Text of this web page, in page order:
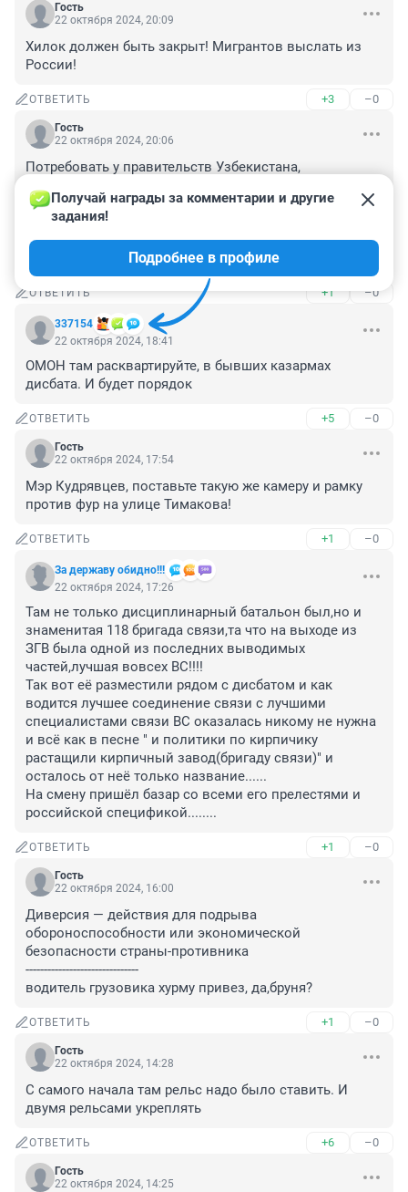
Гость
22 октября 2024, 20:09
Хилок должен быть закрыт! Мигрантов выслать из
России!
ОТВЕТИТЬ +3 –0
Гость
22 октября 2024, 20:06
Потребовать у правительств Узбекистана,
Новосибирска свои извинения, восстановить
ограничитель из средств их государственных
бюджетов и отыскать и наказать тех, кто
ограничители ломал.
ОТВЕТИТЬ +1 –0
337154
Получай награды за комментарии и другие
задания!
Подробнее в профиле
22 октября 2024, 18:41
ОМОН там расквартируйте, в бывших казармах
дисбата. И будет порядок
ОТВЕТИТЬ +5 –0
Гость
22 октября 2024, 17:54
Мэр Кудрявцев, поставьте такую же камеру и рамку
против фур на улице Тимакова!
ОТВЕТИТЬ +1 –0
За державу обидно!!!
22 октября 2024, 17:26
Там не только дисциплинарный батальон был,но и
знаменитая 118 бригада связи,та что на выходе из
ЗГВ была одной из последних выводимых
частей,лучшая вовсех ВС!!!!
Так вот её разместили рядом с дисбатом и как
водится лучшее соединение связи с лучшими
специалистами связи ВС оказалась никому не нужна
и всё как в песне " и политики по кирпичику
растащили кирпичный завод(бригаду связи)" и
осталось от неё только название......
На смену пришёл базар со всеми его прелестями и
российской спецификой........
ОТВЕТИТЬ +1 –0
Гость
22 октября 2024, 16:00
Диверсия — действия для подрыва
обороноспособности или экономической
безопасности страны-противника
-------------------------------
водитель грузовика хурму привез, да,бруня?
ОТВЕТИТЬ +1 –0
Гость
22 октября 2024, 14:28
С самого начала там рельс надо было ставить. И
двумя рельсами укреплять
ОТВЕТИТЬ +6 –0
Гость
22 октября 2024, 14:25